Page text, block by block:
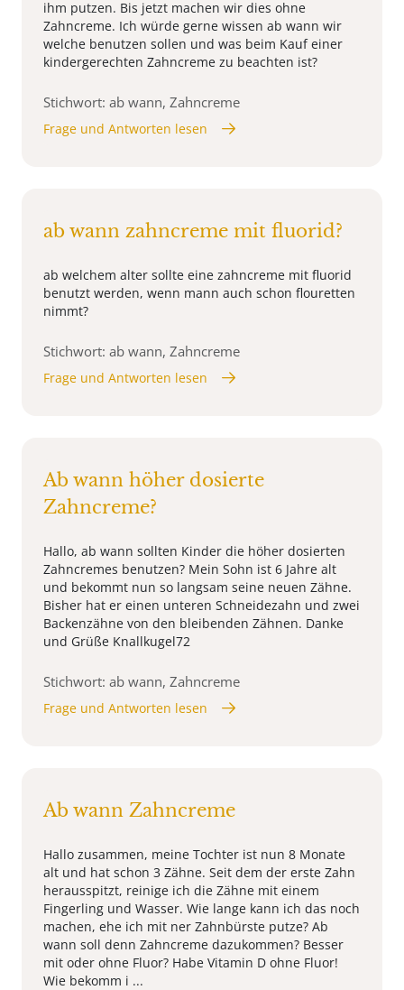
ihm putzen. Bis jetzt machen wir dies ohne
Zahncreme. Ich würde gerne wissen ab wann wir
welche benutzen sollen und was beim Kauf einer
kindergerechten Zahncreme zu beachten ist?
Stichwort: ab wann, Zahncreme
Frage und Antworten lesen
ab wann zahncreme mit fluorid?
ab welchem alter sollte eine zahncreme mit fluorid
benutzt werden, wenn mann auch schon flouretten
nimmt?
Stichwort: ab wann, Zahncreme
Frage und Antworten lesen
Ab wann höher dosierte
Zahncreme?
Hallo, ab wann sollten Kinder die höher dosierten
Zahncremes benutzen? Mein Sohn ist 6 Jahre alt
und bekommt nun so langsam seine neuen Zähne.
Bisher hat er einen unteren Schneidezahn und zwei
Backenzähne von den bleibenden Zähnen. Danke
und Grüße Knallkugel72
Stichwort: ab wann, Zahncreme
Frage und Antworten lesen
Ab wann Zahncreme
Hallo zusammen, meine Tochter ist nun 8 Monate
alt und hat schon 3 Zähne. Seit dem der erste Zahn
herausspitzt, reinige ich die Zähne mit einem
Fingerling und Wasser. Wie lange kann ich das noch
machen, ehe ich mit ner Zahnbürste putze? Ab
wann soll denn Zahncreme dazukommen? Besser
mit oder ohne Fluor? Habe Vitamin D ohne Fluor!
Wie bekomm i ...